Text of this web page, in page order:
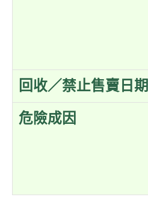
回收／禁止售賣日期
危險成因